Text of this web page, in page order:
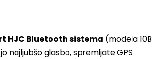
HJC Bluetooth sistema (modela 10B
najljubšo glasbo, spremljate GPS